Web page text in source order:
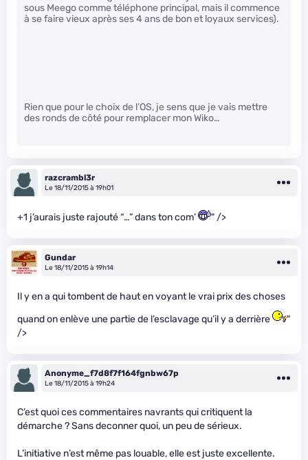
sous Meego comme téléphone principal, mais il commence
à se faire vieux après ses 4 ans de bon et loyaux services).
Rien que pour le choix de l’OS, je sens que je vais mettre
des ronds de côté pour remplacer mon Wiko…
razcrambl3r
Le 18/11/2015 à 19h01
+1 j’aurais juste rajouté “…” dans ton com’ " />
Gundar
Le 18/11/2015 à 19h14
Il y en a qui tombent de haut en voyant le vrai prix des choses
quand on enlève une partie de l’esclavage qu’il y a derrière
"
/>
Anonyme_f7d8f7f164fgnbw67p
Le 18/11/2015 à 19h24
C’est quoi ces commentaires navrants qui critiquent la
démarche ? Sans deconner quoi, un peu de sérieux.
L’initiative n’est même pas louable, elle est juste excellente.